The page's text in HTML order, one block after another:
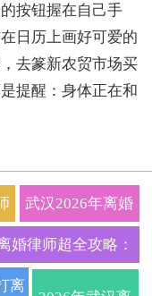
按钮握在自己手
日历上画好可爱的
去篆新农贸市场买
提醒：身体正在和
武汉2026年离婚
律师深度解析协
婚律师超全攻略：
婚程序、财产债务
离